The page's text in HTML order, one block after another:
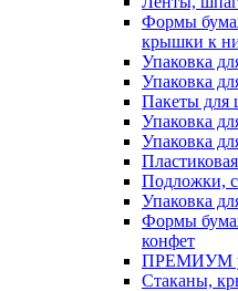
Формы
крышки к
Упаковка
Упаковка
Пакеты для
Упаковка
Упаковка
Подложки,
Упаковка
Формы
конфет
ПРЕМИУМ
Стаканы,